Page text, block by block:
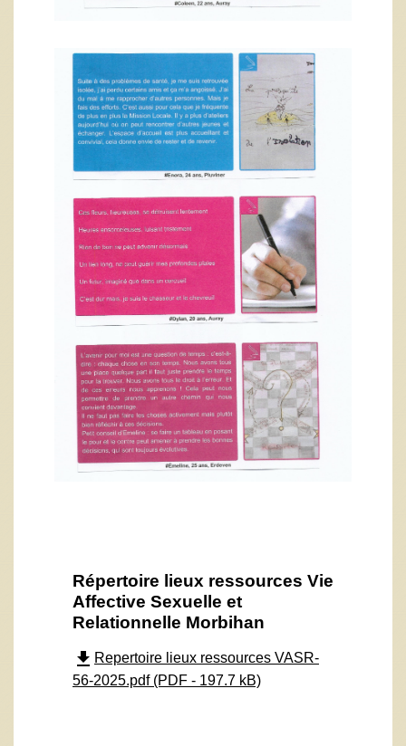
Répertoire lieux ressources Vie
Affective Sexuelle et
Relationnelle Morbihan
file_download Repertoire lieux ressources VASR-
56-2025.pdf (PDF - 197.7 kB)